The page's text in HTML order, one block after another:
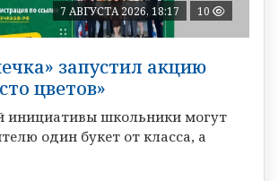
7 АВГУСТА 2026, 18:17 10
запустил акцию
цветов»
инициативы школьники могут
один букет от класса, а